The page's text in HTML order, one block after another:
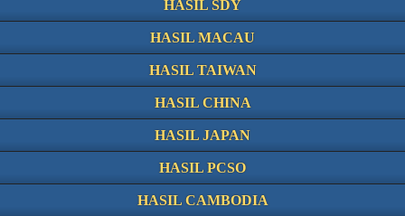
HASIL SDY
HASIL MACAU
HASIL TAIWAN
HASIL CHINA
HASIL JAPAN
HASIL PCSO
HASIL CAMBODIA